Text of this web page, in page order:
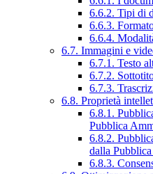
6.6.2. Tipi di
6.6.3.
6.6.4.
6.7. Immagini e
6.7.1. Testo
6.7.2.
6.7.3.
6.8. Proprietà
6.8.1.
Pubblica
6.8.2.
dalla
6.8.3.